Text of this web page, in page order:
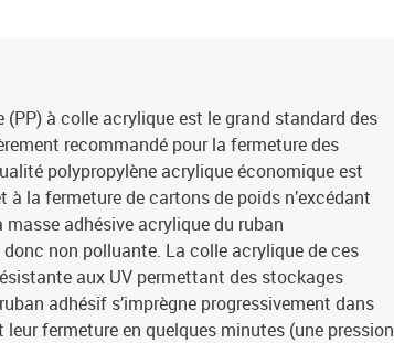
à colle acrylique est le grand standard des
recommandé pour la fermeture des
polypropylène acrylique économique est
à la fermeture de cartons de poids n’excédant
adhésive acrylique du ruban
donc non polluante. La colle acrylique de ces
aux UV permettant des stockages
adhésif s’imprègne progressivement dans
fermeture en quelques minutes (une pression